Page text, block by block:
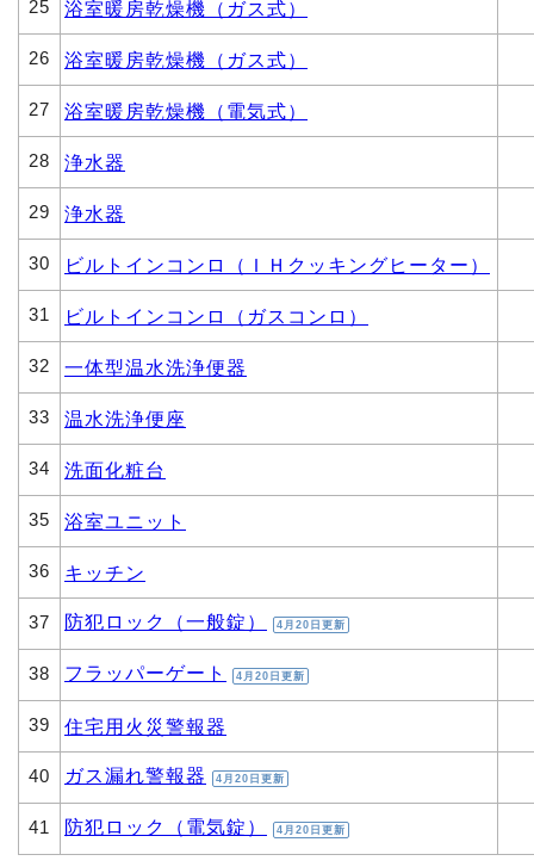
25 浴室暖房乾燥機（ガス式）
26 浴室暖房乾燥機（ガス式）
27 浴室暖房乾燥機（電気式）
28 浄水器
29 浄水器
30 ビルトインコンロ（ＩＨクッキングヒーター）
31 ビルトインコンロ（ガスコンロ）
32 一体型温水洗浄便器
33 温水洗浄便座
34 洗面化粧台
35 浴室ユニット
36 キッチン
37 防犯ロック（一般錠） 4月20日更新
38 フラッパーゲート 4月20日更新
39 住宅用火災警報器
40 ガス漏れ警報器 4月20日更新
41 防犯ロック（電気錠） 4月20日更新